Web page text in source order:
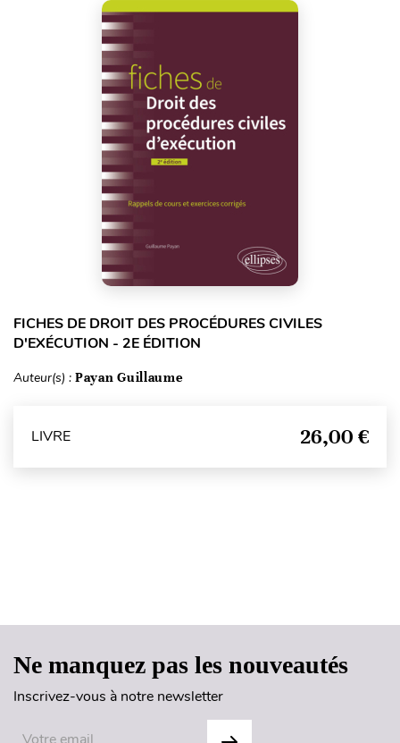
FICHES DE DROIT DES PROCÉDURES CIVILES
D'EXÉCUTION - 2E ÉDITION
Auteur(s) : Payan Guillaume
LIVRE 26,00 €
Ne manquez pas les nouveautés
Inscrivez-vous à notre newsletter